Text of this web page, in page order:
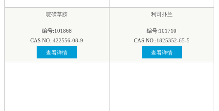
啶磺草胺
编号:101868
CAS NO.:422556-08-9
查看详情
利司扑兰
编号:101710
CAS NO.:1825352-65-5
查看详情